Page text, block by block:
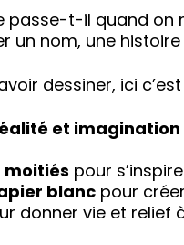
passe-t-il quand on
un nom, une
dessiner, ici
et imagination
moitiés pour
blanc pour
donner vie et relief